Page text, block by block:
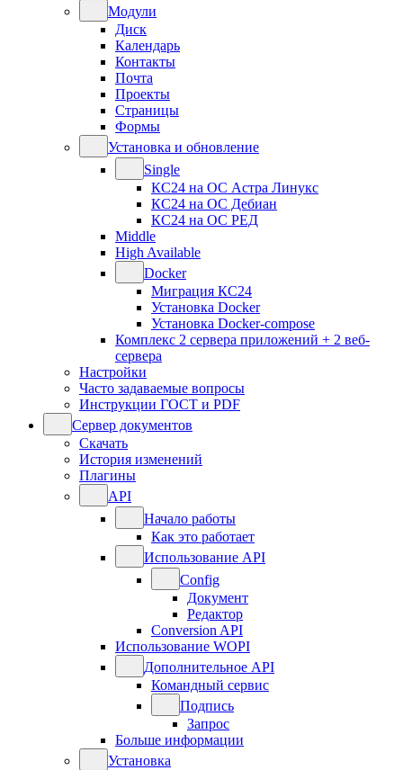
Модули
Диск
Календарь
Контакты
Почта
Проекты
Страницы
Формы
Установка и обновление
Single
КС24 на ОС Астра Линукс
КС24 на ОС Дебиан
КС24 на ОС РЕД
Middle
High Available
Docker
Миграция КС24
Установка Docker
Установка Docker-compose
Комплекс 2 сервера приложений + 2 веб-
сервера
Настройки
Часто задаваемые вопросы
Инструкции ГОСТ и PDF
Сервер документов
Скачать
История изменений
Плагины
API
Начало работы
Как это работает
Использование API
Config
Документ
Редактор
Conversion API
Использование WOPI
Дополнительное API
Командный сервис
Подпись
Запрос
Больше информации
Установка